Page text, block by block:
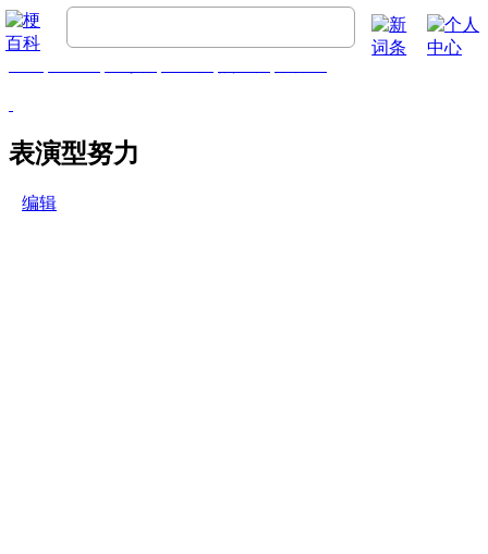
表演型努力
编辑